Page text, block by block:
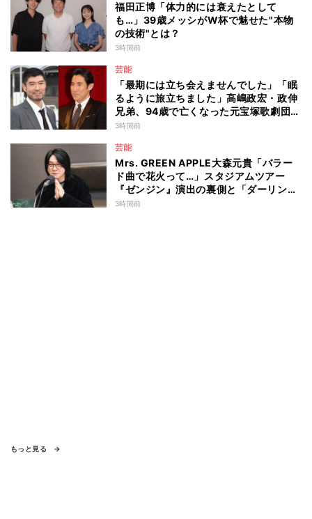
福田正博「体力的には衰えたとして
も…」39歳メッシがW杯で魅せた"本物
の技術"とは？
3時間前
芸能
「最期には立ち会えませんでした」「眠
るように旅立ちました」高嶋政宏・政伸
兄弟、94歳で亡くなった元宝塚歌劇団ト
ップスターの母・寿美花代を追悼 ここ
いた
3時間前
芸能
Mrs. GREEN APPLE大森元貴「バラー
ド曲で花火って…」スタジアムツアー
『ゼンジン』演出の裏側と「ダーリン」
への思いを語る
3時間前
もっと見る